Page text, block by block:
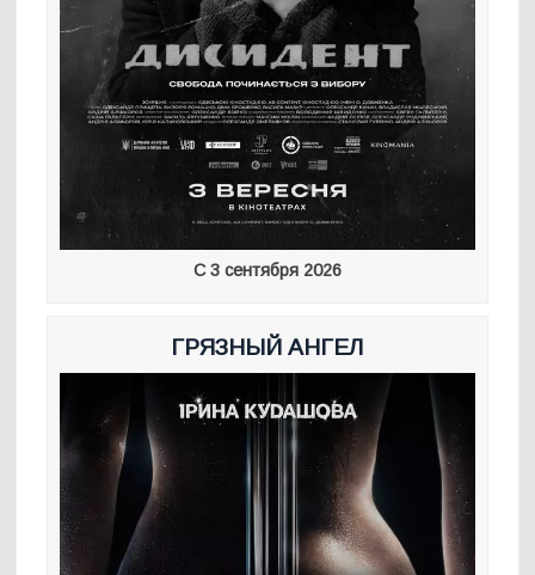
С 3 сентября 2026
ГРЯЗНЫЙ АНГЕЛ